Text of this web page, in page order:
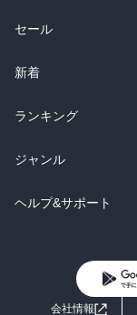
総合
ラノベ
雑誌・グラビア
BL・TL
セール
総合
ラノベ
雑誌・グラビア
BL・TL
新着
総合
ラノベ
雑誌・グラビア
ランキング
総合
ラノベ
ジャンル
コミック
ライトノベル
ヘルプ&サポート
よくあるご質問
会社情報